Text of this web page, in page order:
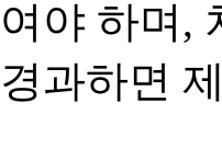
여야 하며,
경과하면